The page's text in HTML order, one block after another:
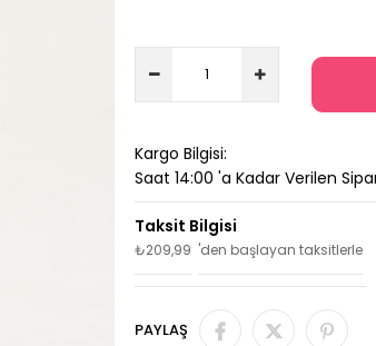
Kargo Bilgisi:
Saat 14:00 'a Kadar Verilen
₺209,99 'den başlayan taksitlerle
PAYLAŞ